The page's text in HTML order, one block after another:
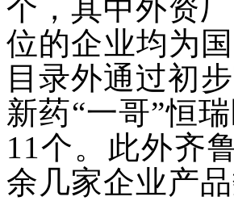
个，其中外资
位的企业均为
目录外通过初
新药“一哥”恒
11个。此外齐
余几家企业产